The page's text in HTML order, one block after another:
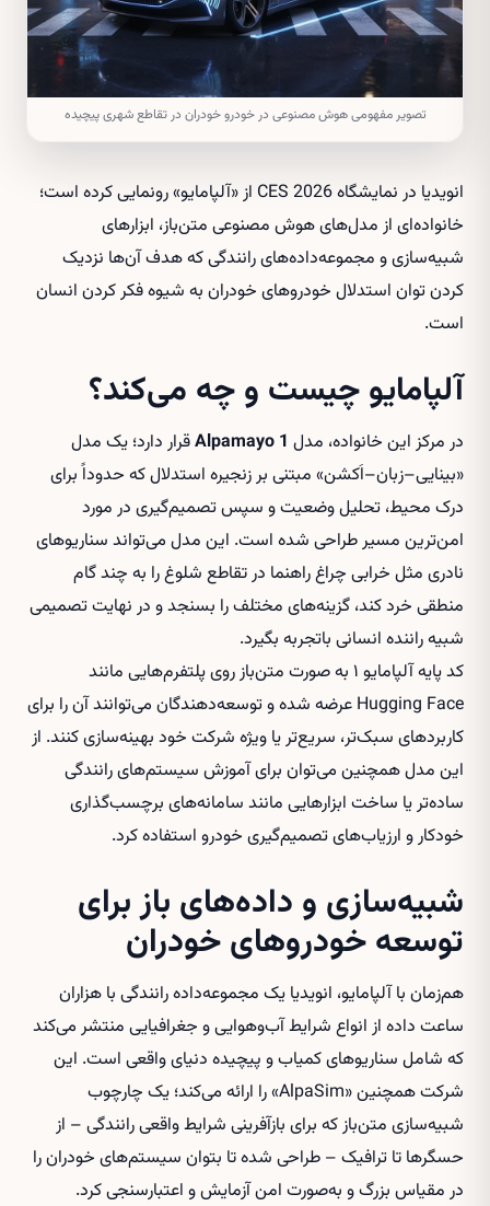
تصویر مفهومی هوش مصنوعی در خودرو خودران در تقاطع شهری پیچیده
انویدیا در نمایشگاه CES 2026 از «آلپامایو» رونمایی کرده است؛
خانواده‌ای از مدل‌های هوش مصنوعی متن‌باز، ابزارهای
شبیه‌سازی و مجموعه‌داده‌های رانندگی که هدف آن‌ها نزدیک
کردن توان استدلال خودروهای خودران به شیوه فکر کردن انسان
است.
آلپامایو چیست و چه می‌کند؟
در مرکز این خانواده، مدل Alpamayo 1قرار دارد؛ یک مدل
«بینایی–زبان–اَکشن» مبتنی بر زنجیره استدلال که حدوداً برای
درک محیط، تحلیل وضعیت و سپس تصمیم‌گیری در مورد
امن‌ترین مسیر طراحی شده است. این مدل می‌تواند سناریوهای
نادری مثل خرابی چراغ راهنما در تقاطع شلوغ را به چند گام
منطقی خرد کند، گزینه‌های مختلف را بسنجد و در نهایت تصمیمی
شبیه راننده انسانی باتجربه بگیرد.
کد پایه آلپامایو ۱ به صورت متن‌باز روی پلتفرم‌هایی مانند
Hugging Face عرضه شده و توسعه‌دهندگان می‌توانند آن را برای
کاربردهای سبک‌تر، سریع‌تر یا ویژه شرکت خود بهینه‌سازی کنند. از
این مدل همچنین می‌توان برای آموزش سیستم‌های رانندگی
ساده‌تر یا ساخت ابزارهایی مانند سامانه‌های برچسب‌گذاری
خودکار و ارزیاب‌های تصمیم‌گیری خودرو استفاده کرد.
شبیه‌سازی و داده‌های باز برای
توسعه خودروهای خودران
هم‌زمان با آلپامایو، انویدیا یک مجموعه‌داده رانندگی با هزاران
ساعت داده از انواع شرایط آب‌وهوایی و جغرافیایی منتشر می‌کند
که شامل سناریوهای کمیاب و پیچیده دنیای واقعی است. این
شرکت همچنین «AlpaSim» را ارائه می‌کند؛ یک چارچوب
شبیه‌سازی متن‌باز که برای بازآفرینی شرایط واقعی رانندگی – از
حسگرها تا ترافیک – طراحی شده تا بتوان سیستم‌های خودران را
در مقیاس بزرگ و به‌صورت امن آزمایش و اعتبارسنجی کرد.